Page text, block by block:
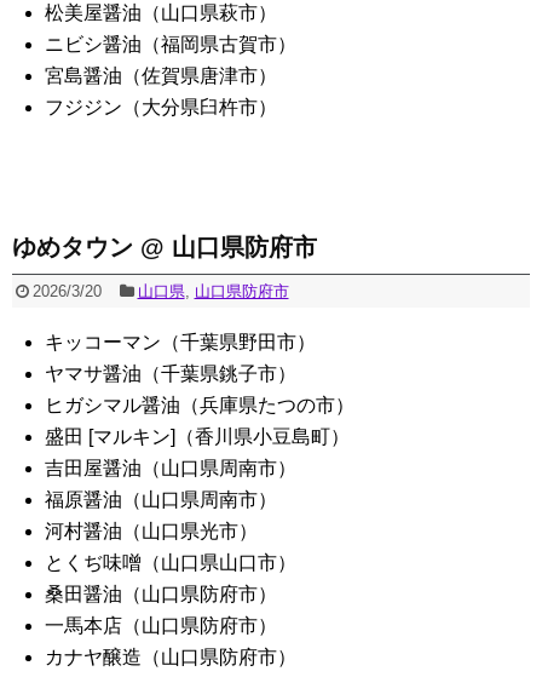
松美屋醤油（山口県萩市）
ニビシ醤油（福岡県古賀市）
宮島醤油（佐賀県唐津市）
フジジン（大分県臼杵市）
ゆめタウン @ 山口県防府市
2026/3/20 山口県, 山口県防府市
キッコーマン（千葉県野田市）
ヤマサ醤油（千葉県銚子市）
ヒガシマル醤油（兵庫県たつの市）
盛田 [マルキン]（香川県小豆島町）
吉田屋醤油（山口県周南市）
福原醤油（山口県周南市）
河村醤油（山口県光市）
とくぢ味噌（山口県山口市）
桑田醤油（山口県防府市）
一馬本店（山口県防府市）
カナヤ醸造（山口県防府市）